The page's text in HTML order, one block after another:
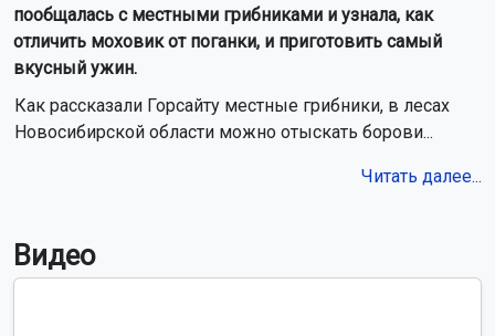
пообщалась с местными грибниками и узнала, как
отличить моховик от поганки, и приготовить самый
вкусный ужин.
Как рассказали Горсайту местные грибники, в лесах
Новосибирской области можно отыскать борови...
Читать далее...
Видео